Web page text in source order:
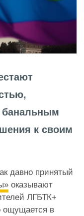
банальным
к своим
давно принятый
оказывают
ЛГБТК+
ощущается в